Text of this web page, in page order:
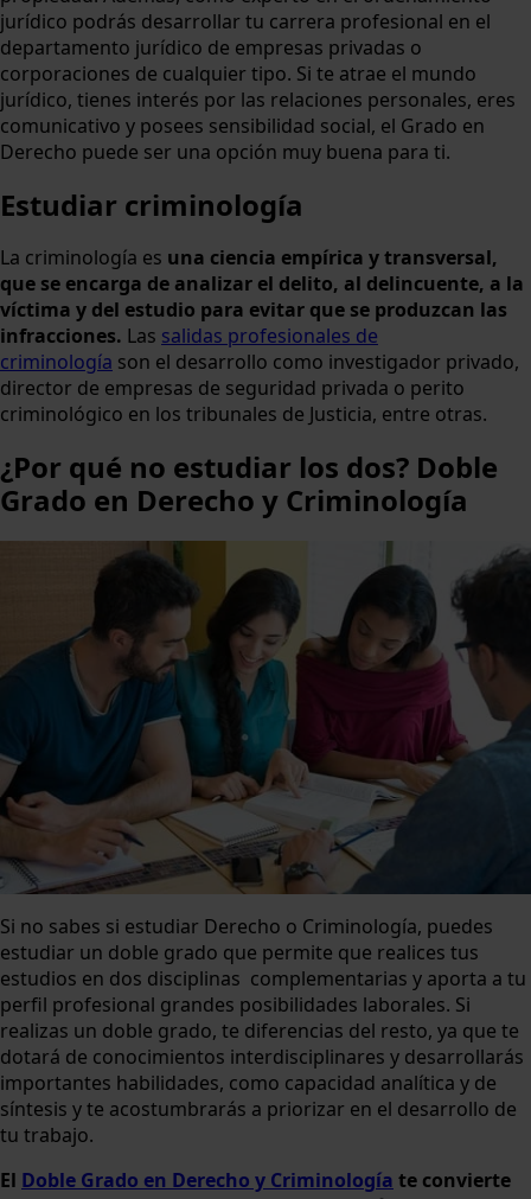
jurídico podrás desarrollar tu carrera profesional en el
departamento jurídico de empresas privadas o
corporaciones de cualquier tipo. Si te atrae el mundo
jurídico, tienes interés por las relaciones personales, eres
comunicativo y posees sensibilidad social, el Grado en
Derecho puede ser una opción muy buena para ti.
Estudiar criminología
La criminología es una ciencia empírica y transversal,
que se encarga de analizar el delito, al delincuente, a la
víctima y del estudio para evitar que se produzcan las
infracciones. Las salidas profesionales de
criminología son el desarrollo como investigador privado,
director de empresas de seguridad privada o perito
criminológico en los tribunales de Justicia, entre otras.
¿Por qué no estudiar los dos? Doble
Grado en Derecho y Criminología
Si no sabes si estudiar Derecho o Criminología, puedes
estudiar un doble grado que permite que realices tus
estudios en dos disciplinas complementarias y aporta a tu
perfil profesional grandes posibilidades laborales. Si
realizas un doble grado, te diferencias del resto, ya que te
dotará de conocimientos interdisciplinares y desarrollarás
importantes habilidades, como capacidad analítica y de
síntesis y te acostumbrarás a priorizar en el desarrollo de
tu trabajo.
El Doble Grado en Derecho y Criminología te convierte